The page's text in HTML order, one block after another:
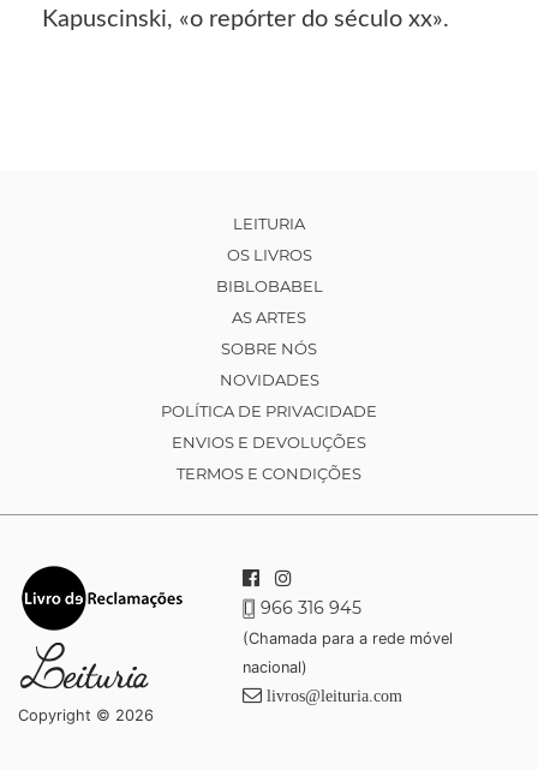
Kapuscinski, «o repórter do século xx».
LEITURIA
OS LIVROS
BIBLOBABEL
AS ARTES
SOBRE NÓS
NOVIDADES
POLÍTICA DE PRIVACIDADE
ENVIOS E DEVOLUÇÕES
TERMOS E CONDIÇÕES
Copyright © 2026
966 316 945
(Chamada para a rede móvel
nacional)
livros@leituria.com